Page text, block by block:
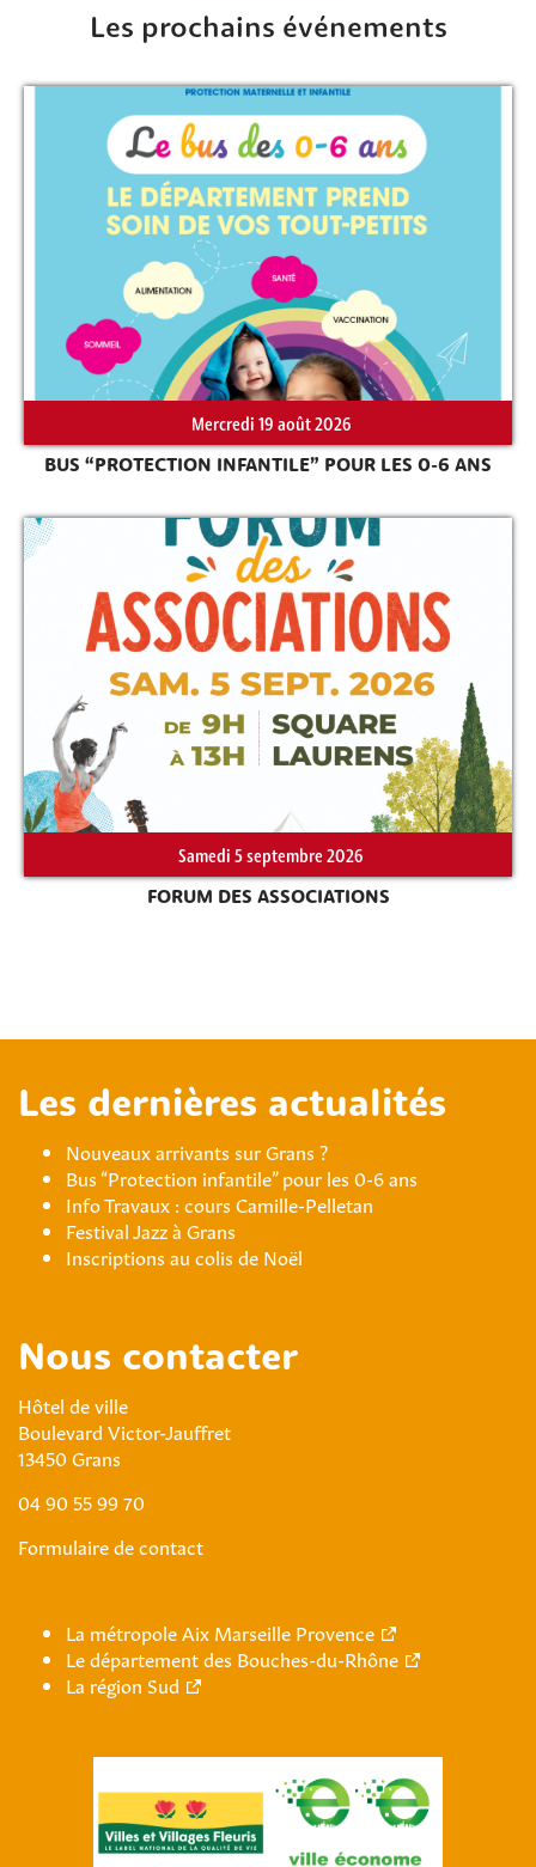
Rechercher sur le site
Les prochains événements
Mercredi 19 août 2026
BUS “PROTECTION INFANTILE” POUR LES 0-6 ANS
Samedi 5 septembre 2026
FORUM DES ASSOCIATIONS
Les dernières actualités
Nouveaux arrivants sur Grans ?
Bus “Protection infantile” pour les 0-6 ans
Info Travaux : cours Camille-Pelletan
Festival Jazz à Grans
Inscriptions au colis de Noël
Nous contacter
Hôtel de ville
Boulevard Victor-Jauffret
13450 Grans
04 90 55 99 70
Formulaire de contact
La métropole Aix Marseille Provence
Le département des Bouches-du-Rhône
La région Sud